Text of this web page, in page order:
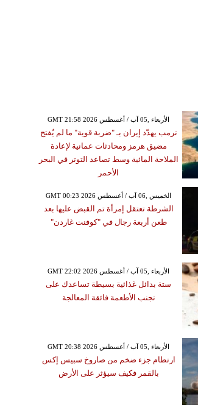
GMT 21:58 2026 الأربعاء ,05 آب / أغسطس
ترمب يهدّد إيران بـ "ضربة قوية" ما لم يُفتح
مضيق هرمز ومحادثات عمانية لإعادة
الملاحة المائية وسط تصاعد التوتر في البحر
الأحمر
GMT 00:23 2026 الخميس ,06 آب / أغسطس
الشرطة تعتقل إمرأة تم القبض عليها بعد
طعن أربعة رجال في "كوفنت غاردن"
GMT 22:02 2026 الأربعاء ,05 آب / أغسطس
ستة بدائل غذائية بسيطة تساعدك على
تجنب الأطعمة فائقة المعالجة
GMT 20:38 2026 الأربعاء ,05 آب / أغسطس
ارتطام جزء ضخم من صاروخ سبيس إكس
بالقمر فكيف سيؤثر على الأرض